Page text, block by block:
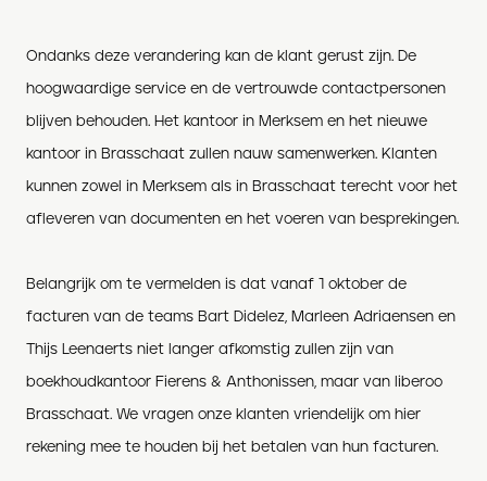
Ondanks deze verandering kan de klant gerust zijn. De
hoogwaardige service en de vertrouwde contactpersonen
blijven behouden. Het kantoor in Merksem en het nieuwe
kantoor in Brasschaat zullen nauw samenwerken. Klanten
kunnen zowel in Merksem als in Brasschaat terecht voor het
afleveren van documenten en het voeren van besprekingen.
Belangrijk om te vermelden is dat vanaf 1 oktober de
facturen van de teams Bart Didelez, Marleen Adriaensen en
Thijs Leenaerts niet langer afkomstig zullen zijn van
boekhoudkantoor Fierens & Anthonissen, maar van liberoo
Brasschaat. We vragen onze klanten vriendelijk om hier
rekening mee te houden bij het betalen van hun facturen.